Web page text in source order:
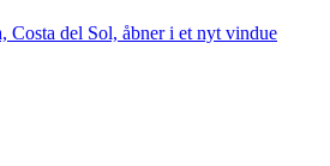
del Sol, åbner i et nyt vindue